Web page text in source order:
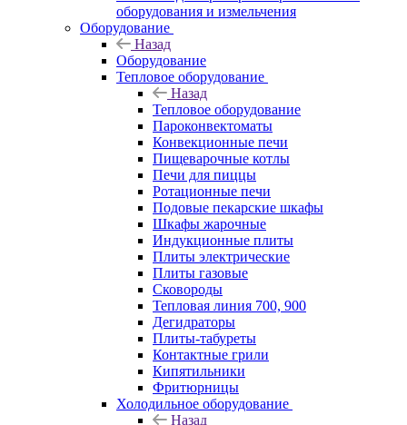
оборудования и измельчения
Оборудование
Назад
Оборудование
Тепловое оборудование
Назад
Тепловое оборудование
Пароконвектоматы
Конвекционные печи
Пищеварочные котлы
Печи для пиццы
Ротационные печи
Подовые пекарские шкафы
Шкафы жарочные
Индукционные плиты
Плиты электрические
Плиты газовые
Сковороды
Тепловая линия 700, 900
Дегидраторы
Плиты-табуреты
Контактные грили
Кипятильники
Фритюрницы
Холодильное оборудование
Назад